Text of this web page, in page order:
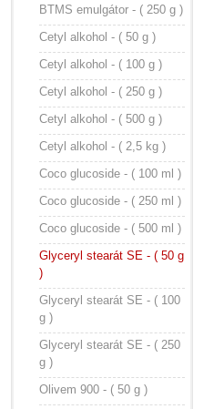
BTMS emulgátor - ( 250 g )
Cetyl alkohol - ( 50 g )
Cetyl alkohol - ( 100 g )
Cetyl alkohol - ( 250 g )
Cetyl alkohol - ( 500 g )
Cetyl alkohol - ( 2,5 kg )
Coco glucoside - ( 100 ml )
Coco glucoside - ( 250 ml )
Coco glucoside - ( 500 ml )
Glyceryl stearát SE - ( 50 g
)
Glyceryl stearát SE - ( 100
g )
Glyceryl stearát SE - ( 250
g )
Olivem 900 - ( 50 g )